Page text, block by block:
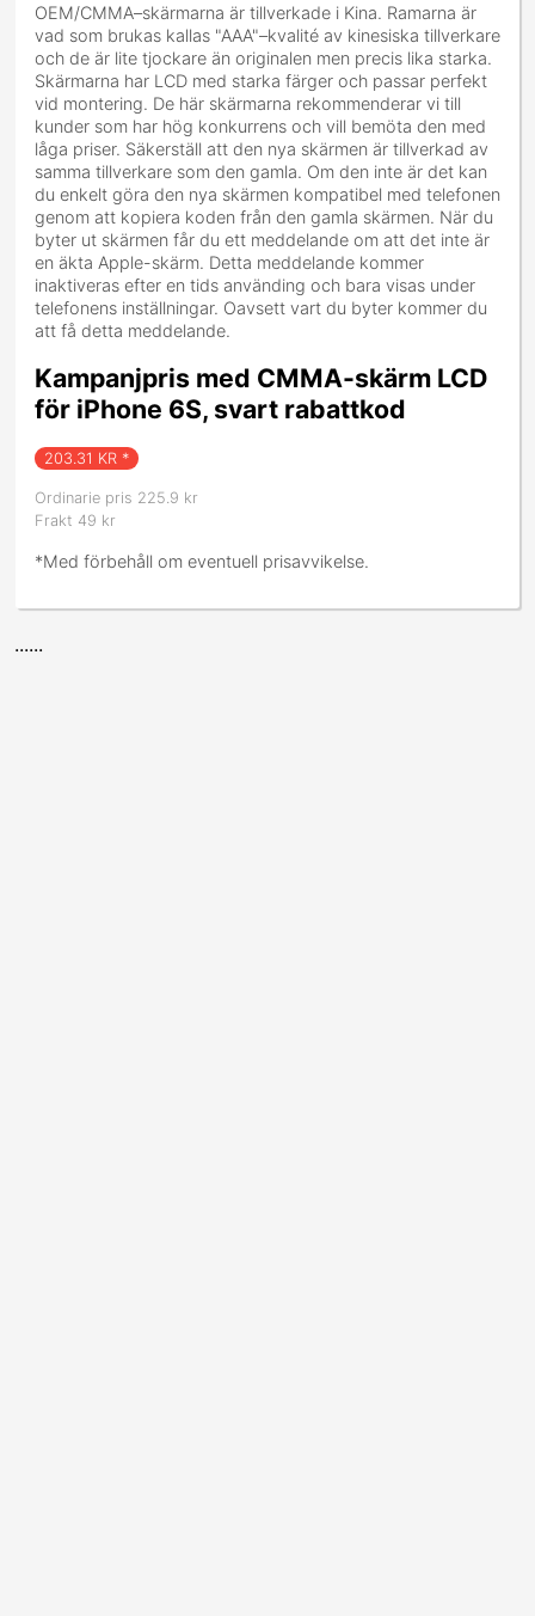
OEM/CMMA–skärmarna är tillverkade i Kina. Ramarna är
vad som brukas kallas "AAA"–kvalité av kinesiska tillverkare
och de är lite tjockare än originalen men precis lika starka.
Skärmarna har LCD med starka färger och passar perfekt
vid montering. De här skärmarna rekommenderar vi till
kunder som har hög konkurrens och vill bemöta den med
låga priser. Säkerställ att den nya skärmen är tillverkad av
samma tillverkare som den gamla. Om den inte är det kan
du enkelt göra den nya skärmen kompatibel med telefonen
genom att kopiera koden från den gamla skärmen. När du
byter ut skärmen får du ett meddelande om att det inte är
en äkta Apple-skärm. Detta meddelande kommer
inaktiveras efter en tids använding och bara visas under
telefonens inställningar. Oavsett vart du byter kommer du
att få detta meddelande.
Kampanjpris med CMMA-skärm LCD
för iPhone 6S, svart rabattkod
203.31 KR *
Ordinarie pris 225.9 kr
Frakt 49 kr
*Med förbehåll om eventuell prisavvikelse.
......